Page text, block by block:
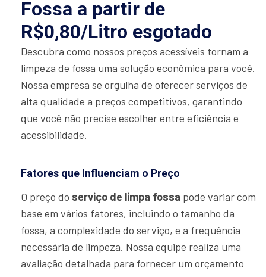
Fossa a partir de
R$0,80/Litro esgotado
Descubra como nossos preços acessíveis tornam a
limpeza de fossa uma solução econômica para você.
Nossa empresa se orgulha de oferecer serviços de
alta qualidade a preços competitivos, garantindo
que você não precise escolher entre eficiência e
acessibilidade.
Fatores que Influenciam o Preço
O preço do serviço de limpa fossa pode variar com
base em vários fatores, incluindo o tamanho da
fossa, a complexidade do serviço, e a frequência
necessária de limpeza. Nossa equipe realiza uma
avaliação detalhada para fornecer um orçamento